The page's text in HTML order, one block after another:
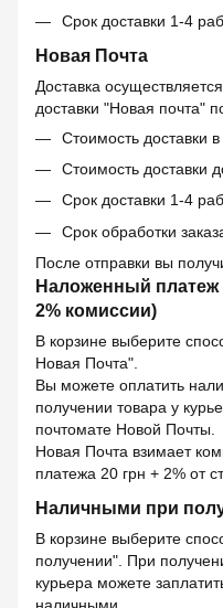
Срок доставки 1-4
Новая Почта
Доставка
доставки "Новая почта"
Стоимость доставки
Стоимость доставки
Срок доставки 1-4
Срок обработки
После отправки вы
Наложенный платеж
2% комиссии)
В корзине выберите
Новая Почта".
Вы можете оплатить
получении товара у
почтомате Новой Почты.
Новая Почта взимает
платежа 20 грн + 2% от
Наличными при
В корзине выберите
получении". При
курьера можете